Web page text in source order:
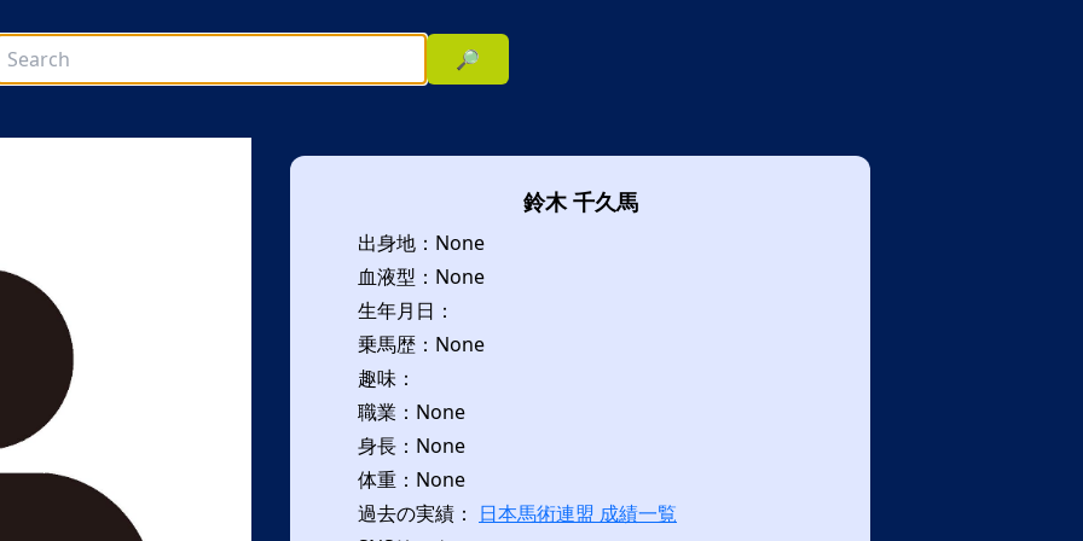
🔎
鈴木 千久馬
出身地：None
血液型：None
生年月日：
乗馬歴：None
趣味：
職業：None
身長：None
体重：None
過去の実績： 日本馬術連盟 成績一覧